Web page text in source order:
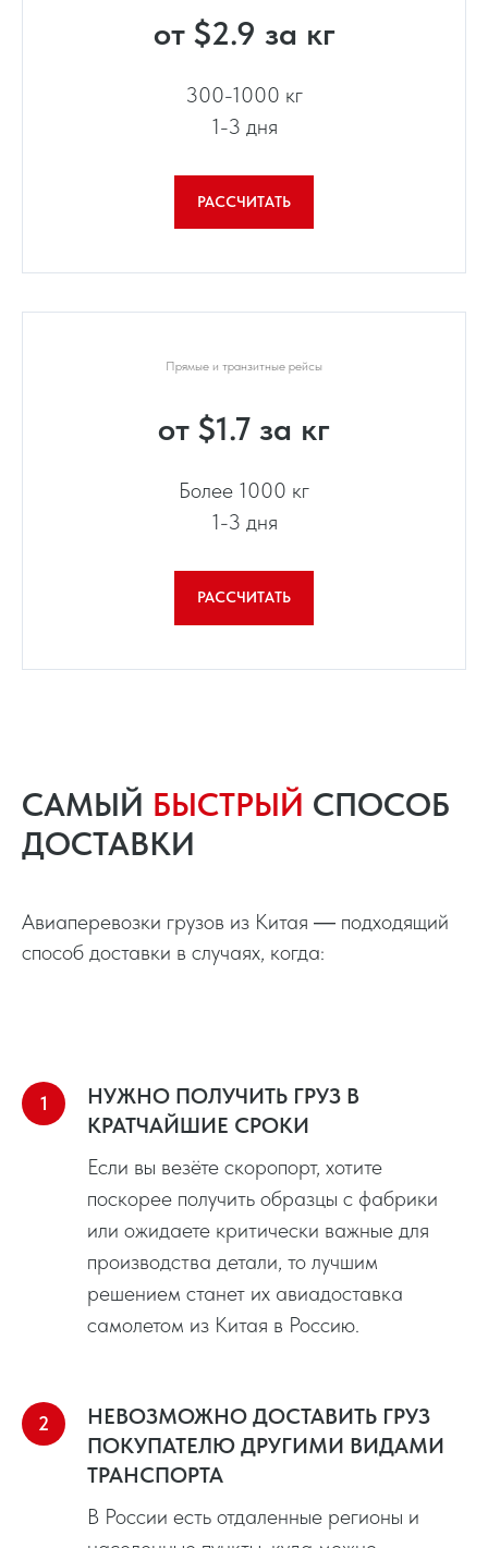
от $2.9 за кг
300-1000 кг
1-3 дня
РАССЧИТАТЬ
Прямые и транзитные рейсы
от $1.7 за кг
Более 1000 кг
1-3 дня
РАССЧИТАТЬ
САМЫЙ БЫСТРЫЙ СПОСОБ
ДОСТАВКИ
Авиаперевозки грузов из Китая ― подходящий
способ доставки в случаях, когда:
НУЖНО ПОЛУЧИТЬ ГРУЗ В
КРАТЧАЙШИЕ СРОКИ
Если вы везёте скоропорт, хотите
поскорее получить образцы с фабрики
или ожидаете критически важные для
производства детали, то лучшим
решением станет их авиадоставка
самолетом из Китая в Россию.
НЕВОЗМОЖНО ДОСТАВИТЬ ГРУЗ
ПОКУПАТЕЛЮ ДРУГИМИ ВИДАМИ
ТРАНСПОРТА
В России есть отдаленные регионы и